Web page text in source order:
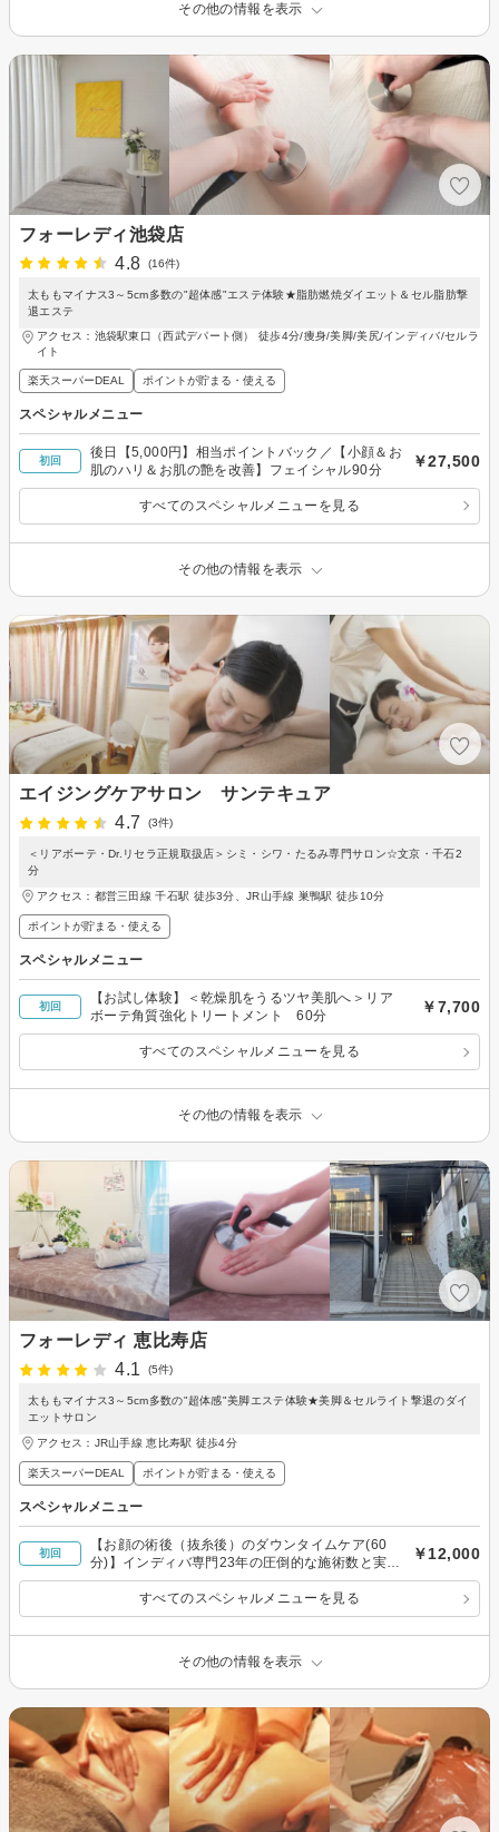
その他の情報を表示
フォーレディ池袋店
4.8
(16件)
太ももマイナス3～5cm多数の"超体感"エステ体験★脂肪燃焼ダイエット＆セル脂肪撃
退エステ
アクセス：池袋駅東口（西武デパート側） 徒歩4分/痩身/美脚/美尻/インディバ/セルラ
イト
楽天スーパーDEAL ポイントが貯まる・使える
スペシャルメニュー
初回
後日【5,000円】相当ポイントバック／【小顔＆お
肌のハリ＆お肌の艶を改善】フェイシャル90分
￥27,500
すべてのスペシャルメニューを見る
その他の情報を表示
エイジングケアサロン サンテキュア
4.7
(3件)
＜リアボーテ・Dr.リセラ正規取扱店＞シミ・シワ・たるみ専門サロン☆文京・千石2
分
アクセス：都営三田線 千石駅 徒歩3分、JR山手線 巣鴨駅 徒歩10分
ポイントが貯まる・使える
スペシャルメニュー
初回
【お試し体験】＜乾燥肌をうるツヤ美肌へ＞リア
ボーテ角質強化トリートメント 60分
￥7,700
すべてのスペシャルメニューを見る
その他の情報を表示
フォーレディ 恵比寿店
4.1
(5件)
太ももマイナス3～5cm多数の"超体感"美脚エステ体験★美脚＆セルライト撃退のダイ
エットサロン
アクセス：JR山手線 恵比寿駅 徒歩4分
楽天スーパーDEAL ポイントが貯まる・使える
スペシャルメニュー
初回
【お顔の術後（抜糸後）のダウンタイムケア(60
分)】インディバ専門23年の圧倒的な施術数と実
績！
￥12,000
すべてのスペシャルメニューを見る
その他の情報を表示